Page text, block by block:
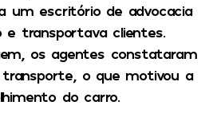
um escritório de advocacia
e transportava clientes.
os agentes constataram
transporte, o que motivou a
do carro.